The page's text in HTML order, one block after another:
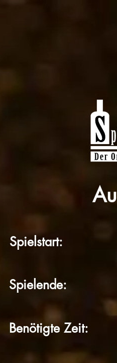
Spielstart:
Spielende:
Benötigte Zeit: